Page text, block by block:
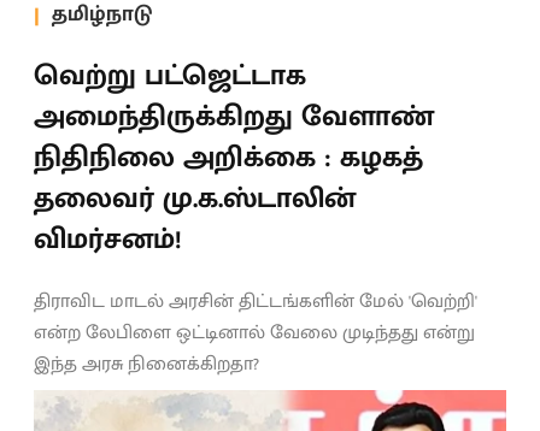
தமிழ்நாடு
வெற்று பட்ஜெட்டாக
அமைந்திருக்கிறது வேளாண்
நிதிநிலை அறிக்கை : கழகத்
தலைவர் மு.க.ஸ்டாலின்
விமர்சனம்!
திராவிட மாடல் அரசின் திட்டங்களின் மேல் 'வெற்றி'
என்ற லேபிளை ஒட்டினால் வேலை முடிந்தது என்று
இந்த அரசு நினைக்கிறதா?